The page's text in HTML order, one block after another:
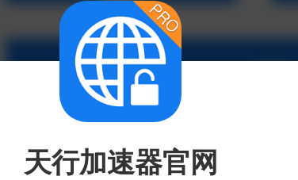
天行加速器官网